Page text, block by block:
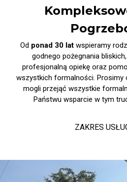
Od ponad 30 latwspieramy
godnego pożegnania
profesjonalną opiekę oraz
wszystkich formalności. Prosimy
mogli przejąć wszystkie
Państwu wsparcie w tym
ZAKRES